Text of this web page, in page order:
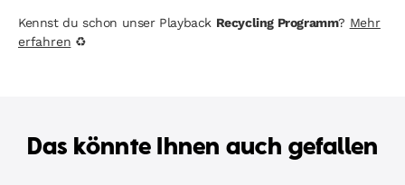
Kennst du schon unser Playback Recycling Programm? Mehr
erfahren ♻
Das könnte Ihnen auch gefallen